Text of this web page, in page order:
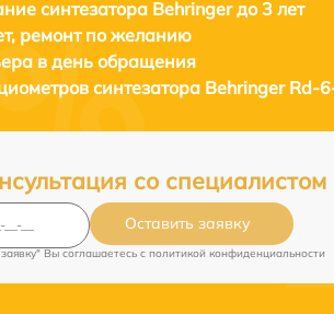
синтезатора Behringer до 3 лет
ремонт по желанию
в день обращения
синтезатора Behringer Rd-
со специалистом
Оставить заявку
Вы соглашаетесь c политикой конфиденциальности